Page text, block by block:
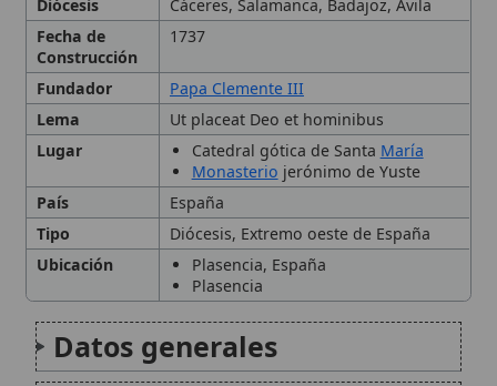
Lema
Ut placeat Deo et hominibus
Lugar
Catedral gótica de Santa
País
España
Tipo
Diócesis, Extremo oeste de España
Ubicación
Plasencia, España
Plasencia
Datos generales
Territorio y demarcación
eclesiástica
Historia